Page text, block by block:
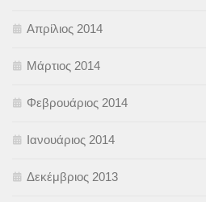
Απρίλιος 2014
Μάρτιος 2014
Φεβρουάριος 2014
Ιανουάριος 2014
Δεκέμβριος 2013